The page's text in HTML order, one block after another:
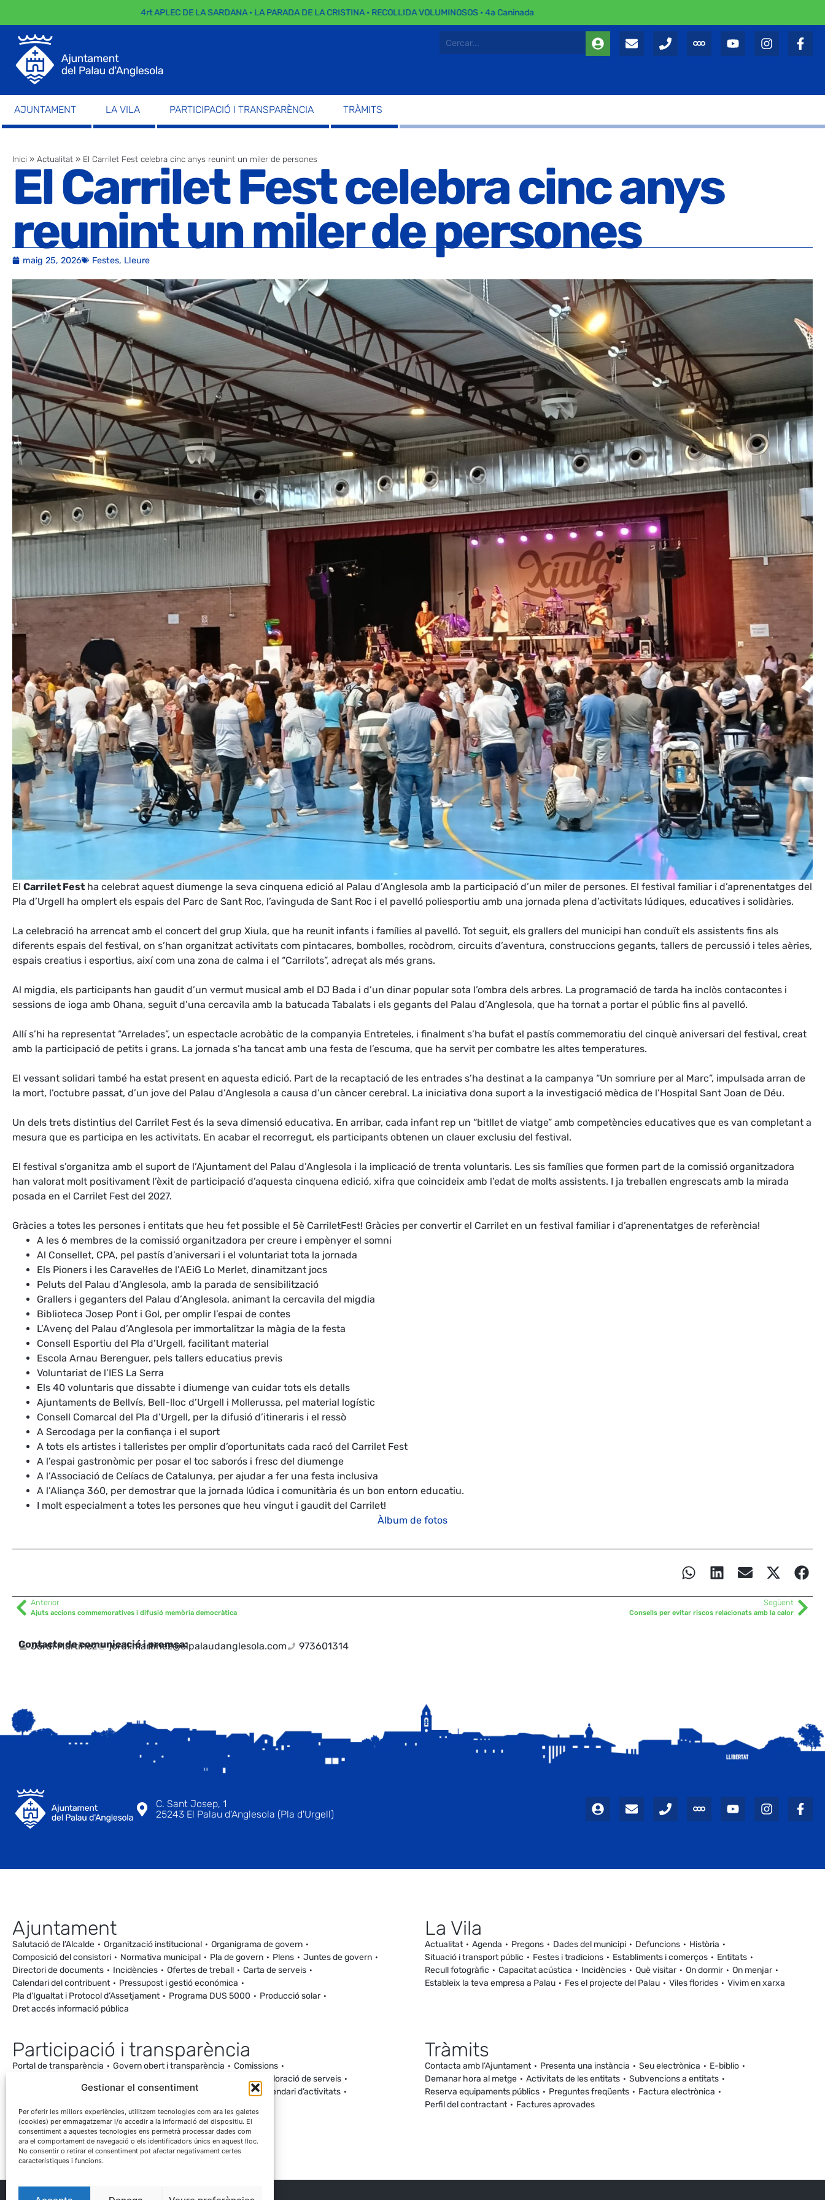
Gestionar el consentiment
Per oferir les millors experiències, utilitzem tecnologies com ara les galetes
(cookies) per emmagatzemar i/o accedir a la informació del dispositiu. El
consentiment a aquestes tecnologies ens permetrà processar dades com
ara el comportament de navegació o els identificadors únics en aquest lloc.
No consentir o retirar el consentiment pot afectar negativament certes
característiques i funcions.
4rt APLEC DE LA SARDANA · LA PARADA DE LA CRISTINA · RECOLLIDA VOLUMINOSOS · 4a Caninada
AJUNTAMENT LA VILA PARTICIPACIÓ I TRANSPARÈNCIA TRÀMITS
Inici » Actualitat » El Carrilet Fest celebra cinc anys reunint un miler de persones
El Carrilet Fest celebra cinc anys
reunint un miler de persones
maig 25, 2026 Festes, Lleure
El Carrilet Fest ha celebrat aquest diumenge la seva cinquena edició al Palau d’Anglesola amb la participació d’un miler de persones. El festival familiar i d’aprenentatges del
Pla d’Urgell ha omplert els espais del Parc de Sant Roc, l’avinguda de Sant Roc i el pavelló poliesportiu amb una jornada plena d’activitats lúdiques, educatives i solidàries.
La celebració ha arrencat amb el concert del grup Xiula, que ha reunit infants i famílies al pavelló. Tot seguit, els grallers del municipi han conduït els assistents fins als
diferents espais del festival, on s’han organitzat activitats com pintacares, bombolles, rocòdrom, circuits d’aventura, construccions gegants, tallers de percussió i teles aèries,
espais creatius i esportius, així com una zona de calma i el “Carrilots”, adreçat als més grans.
Al migdia, els participants han gaudit d’un vermut musical amb el DJ Bada i d’un dinar popular sota l’ombra dels arbres. La programació de tarda ha inclòs contacontes i
sessions de ioga amb Ohana, seguit d’una cercavila amb la batucada Tabalats i els gegants del Palau d’Anglesola, que ha tornat a portar el públic fins al pavelló.
Allí s’hi ha representat “Arrelades”, un espectacle acrobàtic de la companyia Entreteles, i finalment s’ha bufat el pastís commemoratiu del cinquè aniversari del festival, creat
amb la participació de petits i grans. La jornada s’ha tancat amb una festa de l’escuma, que ha servit per combatre les altes temperatures.
El vessant solidari també ha estat present en aquesta edició. Part de la recaptació de les entrades s’ha destinat a la campanya “Un somriure per al Marc”, impulsada arran de
la mort, l’octubre passat, d’un jove del Palau d’Anglesola a causa d’un càncer cerebral. La iniciativa dona suport a la investigació mèdica de l’Hospital Sant Joan de Déu.
Un dels trets distintius del Carrilet Fest és la seva dimensió educativa. En arribar, cada infant rep un “bitllet de viatge” amb competències educatives que es van completant a
mesura que es participa en les activitats. En acabar el recorregut, els participants obtenen un clauer exclusiu del festival.
El festival s’organitza amb el suport de l’Ajuntament del Palau d’Anglesola i la implicació de trenta voluntaris. Les sis famílies que formen part de la comissió organitzadora
han valorat molt positivament l’èxit de participació d’aquesta cinquena edició, xifra que coincideix amb l’edat de molts assistents. I ja treballen engrescats amb la mirada
posada en el Carrilet Fest del 2027.
Gràcies a totes les persones i entitats que heu fet possible el 5è CarriletFest! Gràcies per convertir el Carrilet en un festival familiar i d’aprenentatges de referència!
A les 6 membres de la comissió organitzadora per creure i empènyer el somni
Al Consellet, CPA, pel pastís d’aniversari i el voluntariat tota la jornada
Els Pioners i les Caravel·les de l’AEiG Lo Merlet, dinamitzant jocs
Peluts del Palau d’Anglesola, amb la parada de sensibilització
Grallers i geganters del Palau d’Anglesola, animant la cercavila del migdia
Biblioteca Josep Pont i Gol, per omplir l’espai de contes
L’Avenç del Palau d’Anglesola per immortalitzar la màgia de la festa
Consell Esportiu del Pla d’Urgell, facilitant material
Escola Arnau Berenguer, pels tallers educatius previs
Voluntariat de l’IES La Serra
Els 40 voluntaris que dissabte i diumenge van cuidar tots els detalls
Ajuntaments de Bellvís, Bell-lloc d’Urgell i Mollerussa, pel material logístic
Consell Comarcal del Pla d’Urgell, per la difusió d’itineraris i el ressò
A Sercodaga per la confiança i el suport
A tots els artistes i talleristes per omplir d’oportunitats cada racó del Carrilet Fest
A l’espai gastronòmic per posar el toc saborós i fresc del diumenge
A l’Associació de Celíacs de Catalunya, per ajudar a fer una festa inclusiva
A l’Aliança 360, per demostrar que la jornada lúdica i comunitària és un bon entorn educatiu.
I molt especialment a totes les persones que heu vingut i gaudit del Carrilet!
Àlbum de fotos
Anterior
Ajuts accions commemoratives i difusió memòria democràtica
Següent
Consells per evitar riscos relacionats amb la calor
Contacte de comunicació i premsa:
Jordi Martínez jordi.martinez@elpalaudanglesola.com 973601314
C. Sant Josep, 1
25243 El Palau d'Anglesola (Pla d'Urgell)
Ajuntament
Salutació de l’Alcalde Organització institucional
Organigrama de govern
Composició del consistori
Normativa municipal Pla de govern Plens
Juntes de govern
Directori de documents
Incidències Ofertes de treball
Carta de serveis
Calendari del contribuent
Pressupost i gestió económica
Pla d’Igualtat i Protocol d’Assetjament
Programa DUS 5000
Producció solar
Dret accés informació pública
La Vila
Actualitat Agenda Pregons Dades del municipi Defuncions
Història
Situació i transport públic
Festes i tradicions Establiments i comerços
Entitats
Recull fotogràfic
Capacitat acústica Incidències Què visitar On dormir
On menjar
Estableix la teva empresa a Palau
Fes el projecte del Palau Viles florides Vivim en xarxa
Participació i transparència
Portal de transparència Govern obert i transparència
Comissions
Processos participatius
Valoració de serveis
Canal de denúncies Comunitat local d’energia
Calendari d’activitats
Tràmits
Contacta amb l’Ajuntament Presenta una instància Seu electrònica
E-biblio
Demanar hora al metge
Activitats de les entitats
Subvencions a entitats
Reserva equipaments públics
Preguntes freqüents
Factura electrònica
Perfil del contractant
Factures aprovades